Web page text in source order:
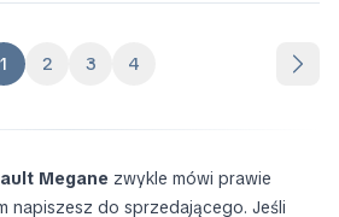
1 2 3 4
Megane zwykle mówi prawie
napiszesz do sprzedającego. Jeśli